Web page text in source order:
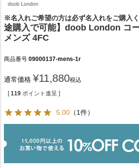
doob London
※名入れご希望の方は必ず名入れをご購入
途購入で可能】doob London コ
メンズ 4FC
商品番号 09000137-mens-1r
通常価格 ¥11,880税込
[ 119 ポイント進呈 ]
5.00 （1件）